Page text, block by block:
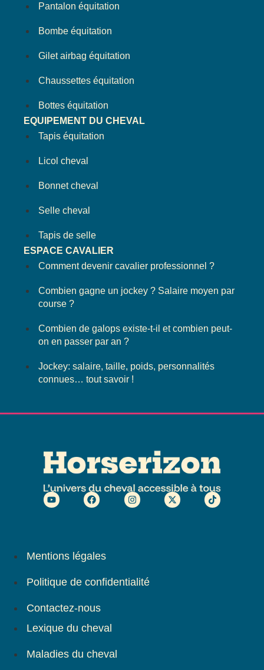
Pantalon équitation
Bombe équitation
Gilet airbag équitation
Chaussettes équitation
Bottes équitation
EQUIPEMENT DU CHEVAL
Tapis équitation
Licol cheval
Bonnet cheval
Selle cheval
Tapis de selle
ESPACE CAVALIER
Comment devenir cavalier professionnel ?
Combien gagne un jockey ? Salaire moyen par
course ?
Combien de galops existe-t-il et combien peut-
on en passer par an ?
Jockey: salaire, taille, poids, personnalités
connues… tout savoir !
Mentions légales
Politique de confidentialité
Contactez-nous
Lexique du cheval
Maladies du cheval